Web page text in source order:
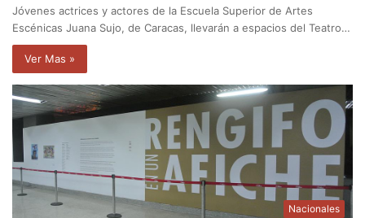
Jóvenes actrices y actores de la Escuela Superior de Artes
Escénicas Juana Sujo, de Caracas, llevarán a espacios del Teatro…
Ver Mas »
Nacionales